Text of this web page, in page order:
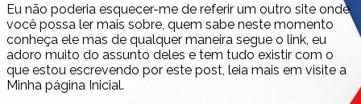
Eu não poderia esquecer-me de referir um outro site onde
você possa ler mais sobre, quem sabe neste momento
conheça ele mas de qualquer maneira segue o link, eu
adoro muito do assunto deles e tem tudo existir com o
que estou escrevendo por este post, leia mais em visite a
Minha página Inicial.